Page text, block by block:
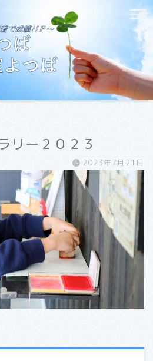
リー２０２３
2023年7月21日